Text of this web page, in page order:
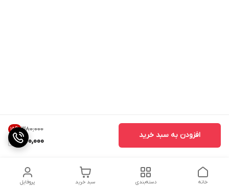
۳۸۰٬۰۰۰ 15%
320,000
افزودن به سبد خرید
پروفایل سبد خرید دسته‌بندی خانه